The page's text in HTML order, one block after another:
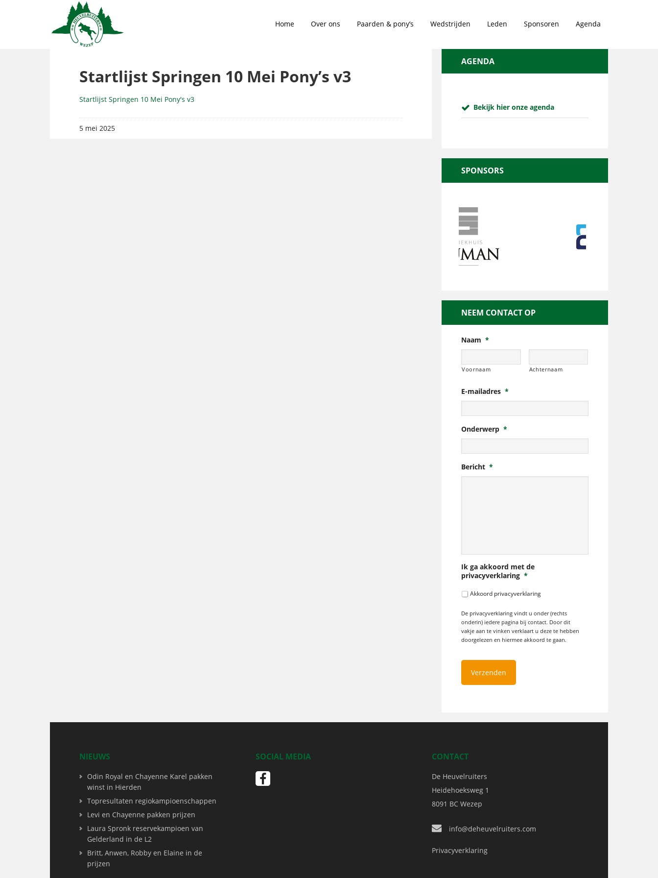
Home Over ons Paarden & pony’s Wedstrijden Leden Sponsoren Agenda
Startlijst Springen 10 Mei Pony’s v3
Startlijst Springen 10 Mei Pony's v3
5 mei 2025
AGENDA
Bekijk hier onze agenda
SPONSORS
NEEM CONTACT OP
Naam *
Voornaam Achternaam
E-mailadres *
Onderwerp *
Bericht *
Ik ga akkoord met de
privacyverklaring *
Akkoord privacyverklaring
De privacyverklaring vindt u onder (rechts
onderin) iedere pagina bij contact. Door dit
vakje aan te vinken verklaart u deze te hebben
doorgelezen en hiermee akkoord te gaan.
NIEUWS
Odin Royal en Chayenne Karel pakken
winst in Hierden
Topresultaten regiokampioenschappen
Levi en Chayenne pakken prijzen
Laura Spronk reservekampioen van
Gelderland in de L2
Britt, Anwen, Robby en Elaine in de
prijzen
SOCIAL MEDIA CONTACT
De Heuvelruiters
Heidehoeksweg 1
8091 BC Wezep
info@deheuvelruiters.com
Privacyverklaring